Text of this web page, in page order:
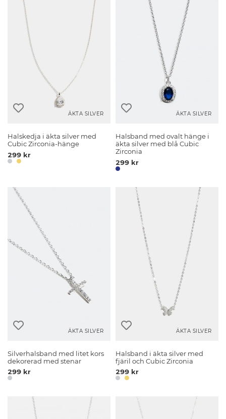
ÄKTA SILVER
Halskedja i äkta silver med
Cubic Zirconia-hänge
299 kr
ÄKTA SILVER
Halsband med ovalt hänge i
äkta silver med blå Cubic
Zirconia
299 kr
ÄKTA SILVER
Silverhalsband med litet kors
dekorerad med stenar
299 kr
ÄKTA SILVER
Halsband i äkta silver med
fjäril och Cubic Zirconia
299 kr